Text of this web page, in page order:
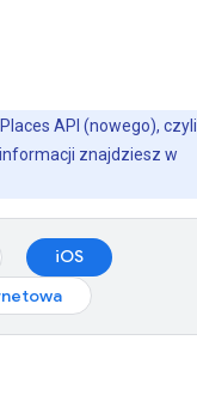
API (nowego), czyli
znajdziesz w
iOS